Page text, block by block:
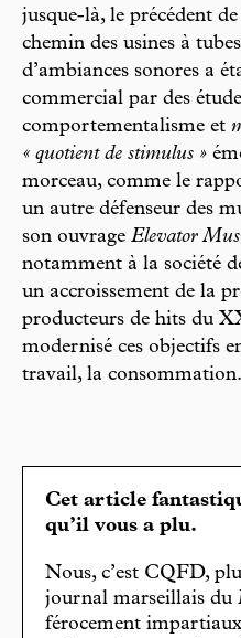
jusque-là, le précédent
chemin des usines à
d’ambiances sonores a
commercial par des
comportementalisme et
« quotient de stimulus »
morceau, comme le
un autre défenseur des
son ouvrage Elevator
notamment à la société
un accroissement de la
producteurs de hits du
modernisé ces objectifs
travail, la consommation.
Cet article
qu’il vous a plu.
Nous, c’est CQFD,
journal marseillais du
férocement